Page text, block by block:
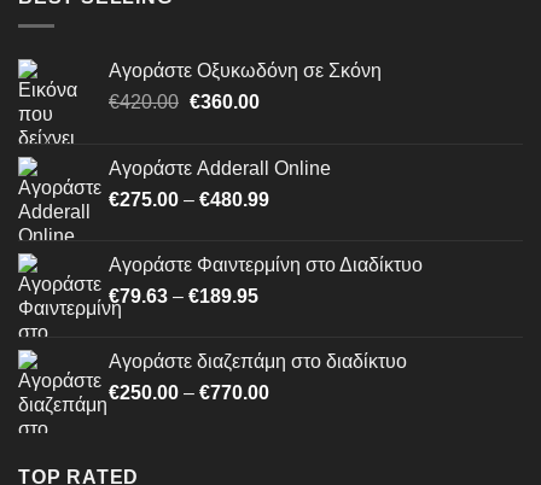
Αγοράστε Οξυκωδόνη σε Σκόνη
€420.00 Original
€420.00.
€360.00Η
είναι:
€360.00.
Αγοράστε Adderall Online
€275.00 – €480.99Price
through
Αγοράστε Φαιντερμίνη στο Διαδίκτυο
€79.63 – €189.95Price
through
€189.95
Αγοράστε διαζεπάμη στο διαδίκτυο
€250.00 – €770.00Price
TOP RATED